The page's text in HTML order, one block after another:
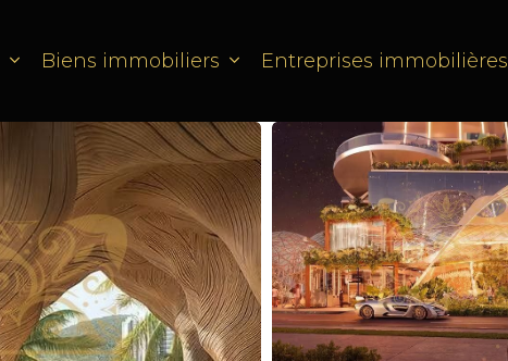
Biens immobiliers Entreprises immobilières